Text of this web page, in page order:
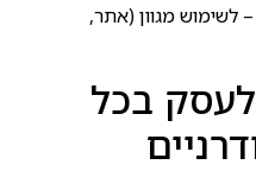
לשימוש מגוון (אתר,
לעסק בכל